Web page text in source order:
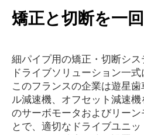
矯正と切断を一
細パイプ用の矯正・切断シス
ドライブソリューション一
このフランスの企業は遊星
ル減速機、オフセット減速機
のサーボモータおよびリー
とで、適切なドライブユニ